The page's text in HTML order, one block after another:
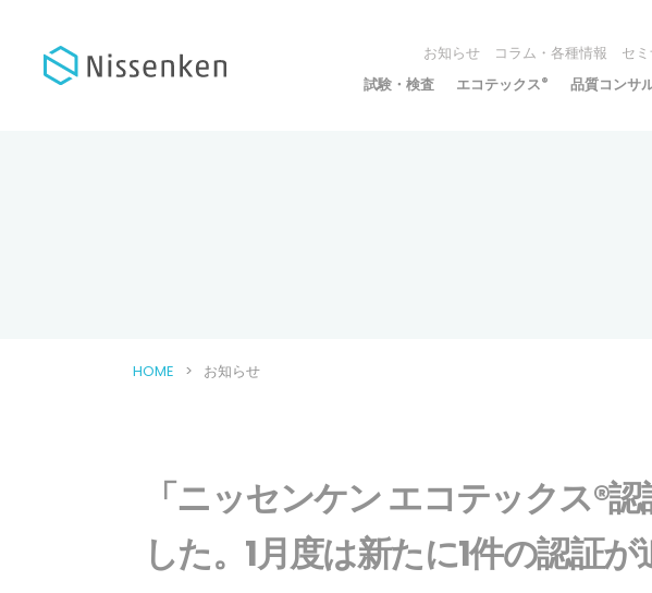
お知らせ コラム・各種情報 セ
試験・検査 エコテックス® 品質コンサ
HOME お知らせ
「ニッセンケン エコテックス®
した。1月度は新たに1件の認証が